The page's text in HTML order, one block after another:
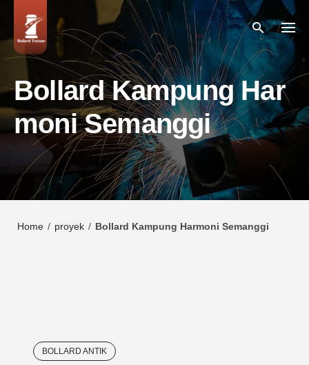
content
Bollard Kampung Har
moni Semanggi
Home / proyek / Bollard Kampung Harmoni Semanggi
BOLLARD ANTIK